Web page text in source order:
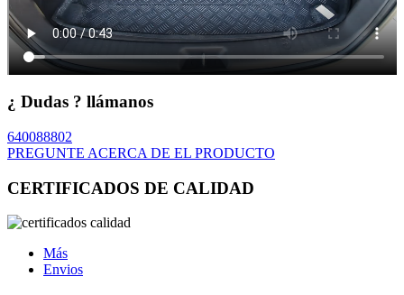
¿ Dudas ? llámanos
640088802
PREGUNTE ACERCA DE EL PRODUCTO
CERTIFICADOS DE CALIDAD
Más
Envios